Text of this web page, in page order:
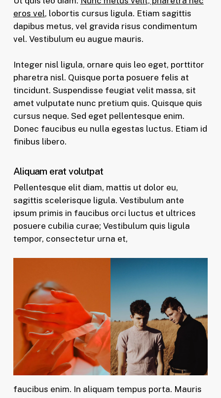
eros vel, lobortis cursus ligula. Etiam sagittis
dapibus metus, vel gravida risus condimentum
vel. Vestibulum eu augue mauris.
Integer nisl ligula, ornare quis leo eget, porttitor
pharetra nisl. Quisque porta posuere felis at
tincidunt. Suspendisse feugiat velit massa, sit
amet vulputate nunc pretium quis. Quisque quis
cursus neque. Sed eget pellentesque enim.
Donec faucibus eu nulla egestas luctus. Etiam id
finibus libero.
Aliquam erat volutpat
Pellentesque elit diam, mattis ut dolor eu,
sagittis scelerisque ligula. Vestibulum ante
ipsum primis in faucibus orci luctus et ultrices
posuere cubilia curae; Vestibulum quis ligula
tempor, consectetur urna et,
faucibus enim. In aliquam tempus porta. Mauris